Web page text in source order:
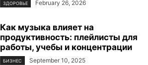
ЗДОРОВЬЕ February 26, 2026
Как музыка влияет на
продуктивность: плейлисты для
работы, учебы и концентрации
БИЗНЕС September 10, 2025